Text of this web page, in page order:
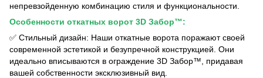
непревзойденную комбинацию стиля и функциональности.
Особенности откатных ворот 3D Забор™:
✅ Стильный дизайн: Наши откатные ворота поражают своей
современной эстетикой и безупречной конструкцией. Они
идеально вписываются в ограждение 3D Забор™, придавая
вашей собственности эксклюзивный вид.